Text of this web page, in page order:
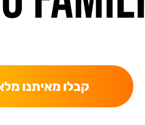
קבלו מאיתנו